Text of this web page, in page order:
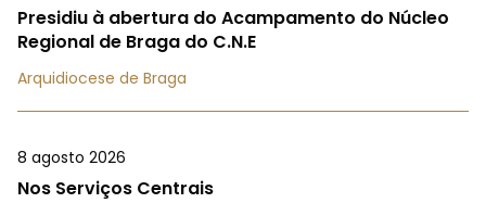
Presidiu à abertura do Acampamento do Núcleo
Regional de Braga do C.N.E
Arquidiocese de Braga
8 agosto 2026
Nos Serviços Centrais